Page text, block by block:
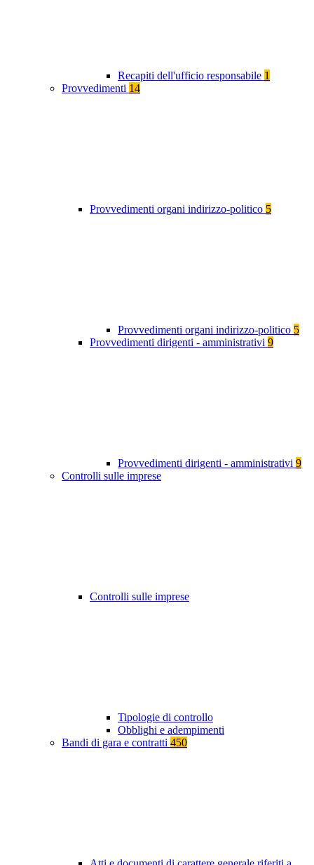
Recapiti dell'ufficio responsabile 1
Provvedimenti 14
Provvedimenti organi indirizzo-politico 5
Provvedimenti organi indirizzo-politico 5
Provvedimenti dirigenti - amministrativi 9
Provvedimenti dirigenti - amministrativi 9
Controlli sulle imprese
Controlli sulle imprese
Tipologie di controllo
Obblighi e adempimenti
Bandi di gara e contratti 450